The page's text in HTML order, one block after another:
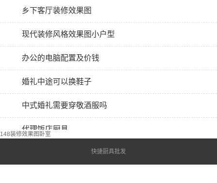
乡下客厅装修效果图
现代装修风格效果图小户型
办公的电脑配置及价钱
婚礼中途可以换鞋子
中式婚礼需要穿敬酒服吗
代理饭店厨具
148装修效果图卧室
快捷厨具批发